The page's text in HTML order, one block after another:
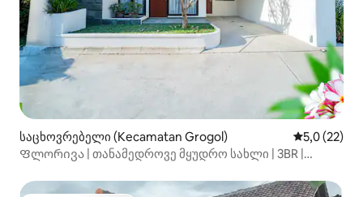
საცხოვრებელი (Kecamatan Grogol) საშუალო
5,0 (22)
Ფლორივა | თანამედროვე მყუდრო სახლი | 3BR |